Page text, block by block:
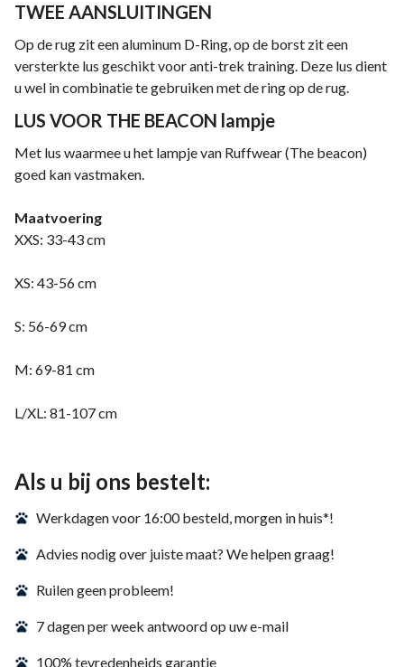
TWEE AANSLUITINGEN
Op de rug zit een aluminum D-Ring, op de borst zit een
versterkte lus geschikt voor anti-trek training. Deze lus dient
u wel in combinatie te gebruiken met de ring op de rug.
LUS VOOR THE BEACON lampje
Met lus waarmee u het lampje van Ruffwear (The beacon)
goed kan vastmaken.
Maatvoering
XXS: 33-43 cm
XS: 43-56 cm
S: 56-69 cm
M: 69-81 cm
L/XL: 81-107 cm
Als u bij ons bestelt:
Werkdagen voor 16:00 besteld, morgen in huis*!
Advies nodig over juiste maat? We helpen graag!
Ruilen geen probleem!
7 dagen per week antwoord op uw e-mail
100% tevredenheids garantie